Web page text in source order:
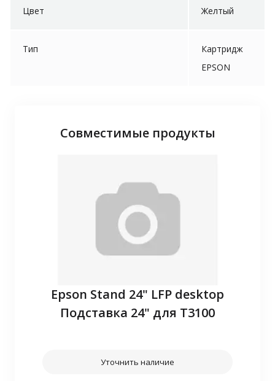
Цвет Желтый
Тип
Картридж
EPSON
Совместимые продукты
Epson Stand 24" LFP desktop
Подставка 24" для T3100
Уточнить наличие